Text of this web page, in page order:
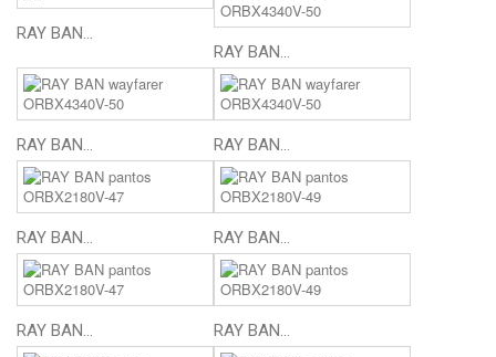
RAY BAN...
RAY BAN...
RAY BAN... RAY BAN...
RAY BAN... RAY BAN...
RAY BAN... RAY BAN...